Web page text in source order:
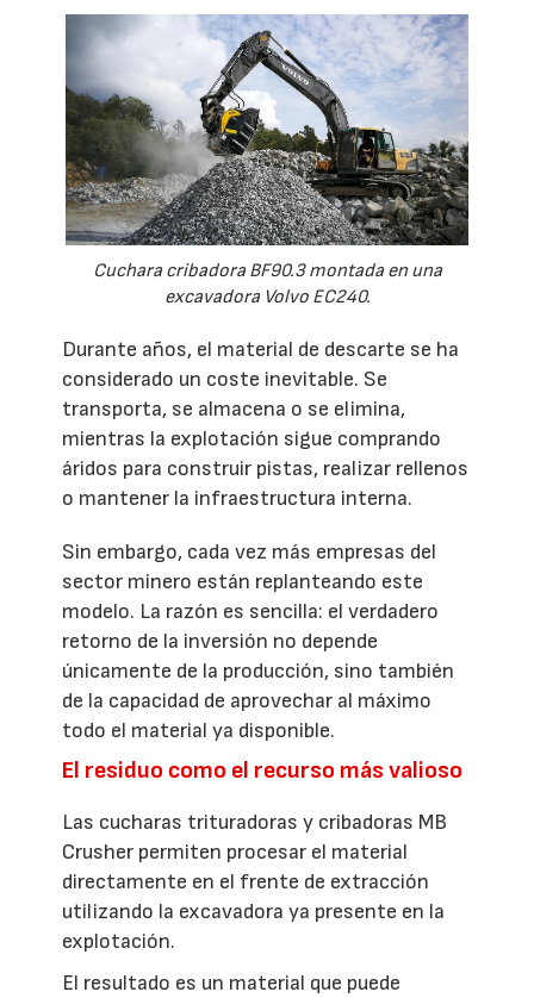
Cuchara cribadora BF90.3 montada en una
excavadora Volvo EC240.
Durante años, el material de descarte se ha
considerado un coste inevitable. Se
transporta, se almacena o se elimina,
mientras la explotación sigue comprando
áridos para construir pistas, realizar rellenos
o mantener la infraestructura interna.
Sin embargo, cada vez más empresas del
sector minero están replanteando este
modelo. La razón es sencilla: el verdadero
retorno de la inversión no depende
únicamente de la producción, sino también
de la capacidad de aprovechar al máximo
todo el material ya disponible.
El residuo como el recurso más valioso
Las cucharas trituradoras y cribadoras MB
Crusher permiten procesar el material
directamente en el frente de extracción
utilizando la excavadora ya presente en la
explotación.
El resultado es un material que puede